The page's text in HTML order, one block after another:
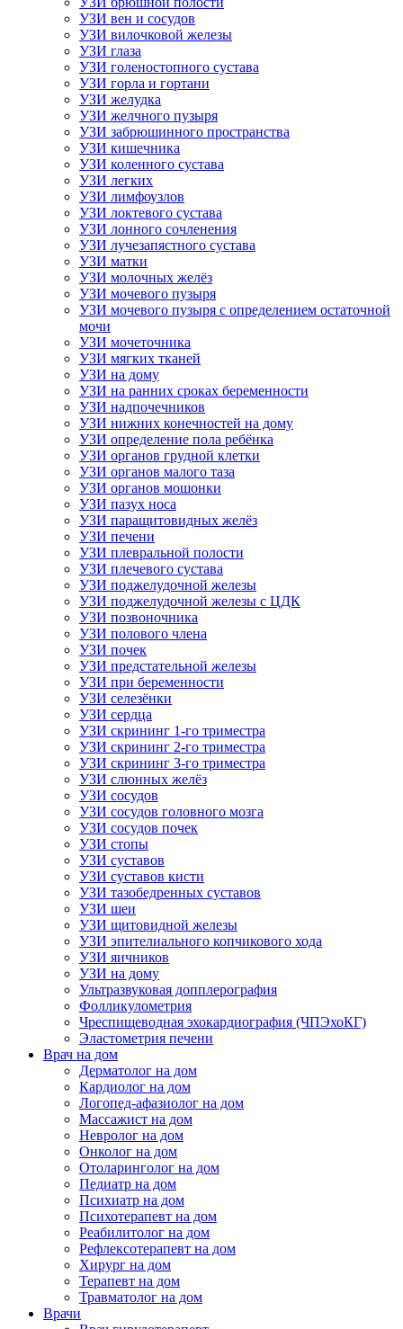
УЗИ вен и сосудов
УЗИ вилочковой железы
УЗИ глаза
УЗИ голеностопного сустава
УЗИ горла и гортани
УЗИ желудка
УЗИ желчного пузыря
УЗИ забрюшинного пространства
УЗИ кишечника
УЗИ коленного сустава
УЗИ легких
УЗИ лимфоузлов
УЗИ локтевого сустава
УЗИ лонного сочленения
УЗИ лучезапястного сустава
УЗИ матки
УЗИ молочных желёз
УЗИ мочевого пузыря
УЗИ мочевого пузыря с определением остаточной
мочи
УЗИ мочеточника
УЗИ мягких тканей
УЗИ на дому
УЗИ на ранних сроках беременности
УЗИ надпочечников
УЗИ нижних конечностей на дому
УЗИ определение пола ребёнка
УЗИ органов грудной клетки
УЗИ органов малого таза
УЗИ органов мошонки
УЗИ пазух носа
УЗИ паращитовидных желёз
УЗИ печени
УЗИ плевральной полости
УЗИ плечевого сустава
УЗИ поджелудочной железы
УЗИ поджелудочной железы с ЦДК
УЗИ позвоночника
УЗИ полового члена
УЗИ почек
УЗИ предстательной железы
УЗИ при беременности
УЗИ селезёнки
УЗИ сердца
УЗИ скрининг 1-го триместра
УЗИ скрининг 2-го триместра
УЗИ скрининг 3-го триместра
УЗИ слюнных желёз
УЗИ сосудов
УЗИ сосудов головного мозга
УЗИ сосудов почек
УЗИ стопы
УЗИ суставов
УЗИ суставов кисти
УЗИ тазобедренных суставов
УЗИ шеи
УЗИ щитовидной железы
УЗИ эпителиального копчикового хода
УЗИ яичников
УЗИ на дому
Ультразвуковая допплерография
Фолликулометрия
Чреспищеводная эхокардиография (ЧПЭхоКГ)
Эластометрия печени
Врач на дом
Дерматолог на дом
Кардиолог на дом
Логопед-афазиолог на дом
Массажист на дом
Невролог на дом
Онколог на дом
Отоларинголог на дом
Педиатр на дом
Психиатр на дом
Психотерапевт на дом
Реабилитолог на дом
Рефлексотерапевт на дом
Хирург на дом
Терапевт на дом
Травматолог на дом
Врачи